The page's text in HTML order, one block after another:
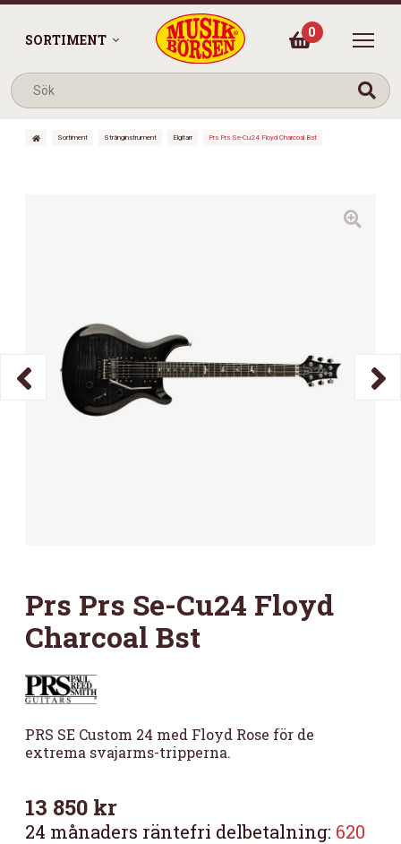
SORTIMENT 0
Sortiment Stränginstrument Elgitarr Prs Prs Se-Cu24 Floyd Charcoal Bst
Prs Prs Se-Cu24 Floyd
Charcoal Bst
PRS SE Custom 24 med Floyd Rose för de
extrema svajarms-tripperna.
13 850 kr
24 månaders räntefri delbetalning: 620